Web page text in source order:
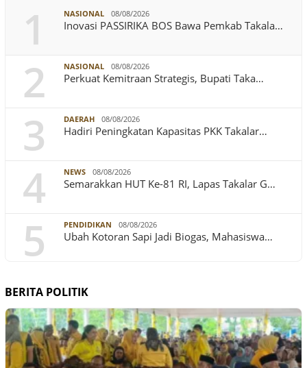
1 NASIONAL 08/08/2026
Inovasi PASSIRIKA BOS Bawa Pemkab Takala…
2 NASIONAL 08/08/2026
Perkuat Kemitraan Strategis, Bupati Taka…
3 DAERAH 08/08/2026
Hadiri Peningkatan Kapasitas PKK Takalar…
4 NEWS 08/08/2026
Semarakkan HUT Ke-81 RI, Lapas Takalar G…
5 PENDIDIKAN 08/08/2026
Ubah Kotoran Sapi Jadi Biogas, Mahasiswa…
BERITA POLITIK